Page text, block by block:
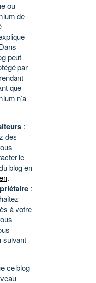
ou
de
peut
par
que
n’a
:
des
le
blog en
.
:
à votre
suivant
ce blog